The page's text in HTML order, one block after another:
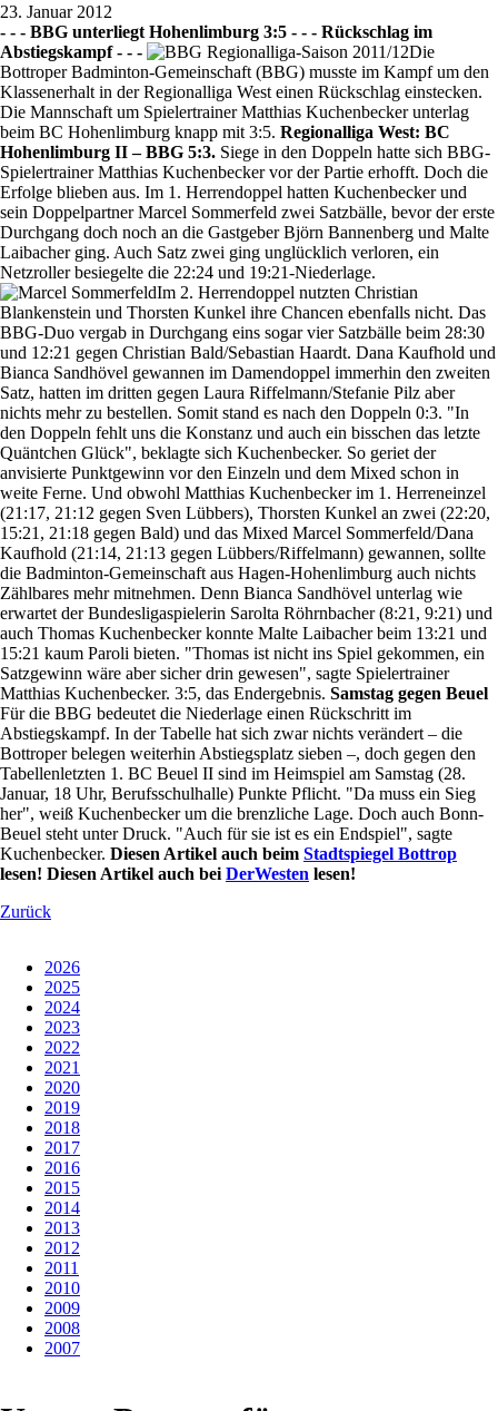
23. Januar 2012
- - - BBG unterliegt Hohenlimburg 3:5 - - - Rückschlag im
Abstiegskampf - - -
Die
Bottroper Badminton-Gemeinschaft (BBG) musste im Kampf um den
Klassenerhalt in der Regionalliga West einen Rückschlag einstecken.
Die Mannschaft um Spielertrainer Matthias Kuchenbecker unterlag
beim BC Hohenlimburg knapp mit 3:5. Regionalliga West: BC
Hohenlimburg II – BBG 5:3. Siege in den Doppeln hatte sich BBG-
Spielertrainer Matthias Kuchenbecker vor der Partie erhofft. Doch die
Erfolge blieben aus. Im 1. Herrendoppel hatten Kuchenbecker und
sein Doppelpartner Marcel Sommerfeld zwei Satzbälle, bevor der erste
Durchgang doch noch an die Gastgeber Björn Bannenberg und Malte
Laibacher ging. Auch Satz zwei ging unglücklich verloren, ein
Netzroller besiegelte die 22:24 und 19:21-Niederlage.
Im 2. Herrendoppel nutzten Christian
Blankenstein und Thorsten Kunkel ihre Chancen ebenfalls nicht. Das
BBG-Duo vergab in Durchgang eins sogar vier Satzbälle beim 28:30
und 12:21 gegen Christian Bald/Sebastian Haardt. Dana Kaufhold und
Bianca Sandhövel gewannen im Damendoppel immerhin den zweiten
Satz, hatten im dritten gegen Laura Riffelmann/Stefanie Pilz aber
nichts mehr zu bestellen. Somit stand es nach den Doppeln 0:3. "In
den Doppeln fehlt uns die Konstanz und auch ein bisschen das letzte
Quäntchen Glück", beklagte sich Kuchenbecker. So geriet der
anvisierte Punktgewinn vor den Einzeln und dem Mixed schon in
weite Ferne. Und obwohl Matthias Kuchenbecker im 1. Herreneinzel
(21:17, 21:12 gegen Sven Lübbers), Thorsten Kunkel an zwei (22:20,
15:21, 21:18 gegen Bald) und das Mixed Marcel Sommerfeld/Dana
Kaufhold (21:14, 21:13 gegen Lübbers/Riffelmann) gewannen, sollte
die Badminton-Gemeinschaft aus Hagen-Hohenlimburg auch nichts
Zählbares mehr mitnehmen. Denn Bianca Sandhövel unterlag wie
erwartet der Bundesligaspielerin Sarolta Röhrnbacher (8:21, 9:21) und
auch Thomas Kuchenbecker konnte Malte Laibacher beim 13:21 und
15:21 kaum Paroli bieten. "Thomas ist nicht ins Spiel gekommen, ein
Satzgewinn wäre aber sicher drin gewesen", sagte Spielertrainer
Matthias Kuchenbecker. 3:5, das Endergebnis. Samstag gegen Beuel
Für die BBG bedeutet die Niederlage einen Rückschritt im
Abstiegskampf. In der Tabelle hat sich zwar nichts verändert – die
Bottroper belegen weiterhin Abstiegsplatz sieben –, doch gegen den
Tabellenletzten 1. BC Beuel II sind im Heimspiel am Samstag (28.
Januar, 18 Uhr, Berufsschulhalle) Punkte Pflicht. "Da muss ein Sieg
her", weiß Kuchenbecker um die brenzliche Lage. Doch auch Bonn-
Beuel steht unter Druck. "Auch für sie ist es ein Endspiel", sagte
Kuchenbecker. Diesen Artikel auch beim Stadtspiegel Bottrop
lesen! Diesen Artikel auch bei DerWesten lesen!
Zurück
2026
2025
2024
2023
2022
2021
2020
2019
2018
2017
2016
2015
2014
2013
2012
2011
2010
2009
2008
2007